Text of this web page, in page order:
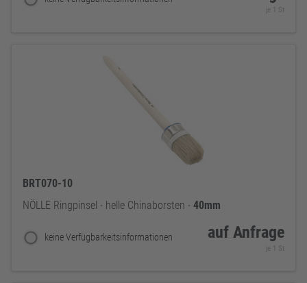
je 1 St
BRT070-10
NÖLLE Ringpinsel - helle Chinaborsten - 40mm
keine Verfügbarkeitsinformationen auf Anfrage
je 1 St